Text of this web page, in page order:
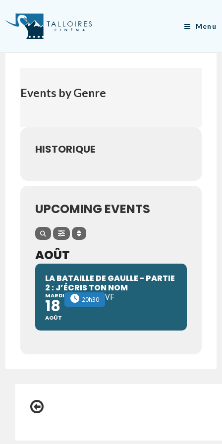
to
Menu
Events by Genre
HISTORIQUE
UPCOMING EVENTS
AOÛT
LA BATAILLE DE GAULLE - PARTIE
2 : J’ÉCRIS TON NOM
MARDI
18
AOÛT
20h30 VF
